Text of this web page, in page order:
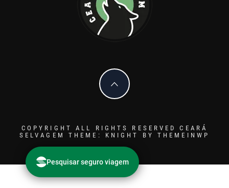
COPYRIGHT ALL RIGHTS RESERVED CEARÁ
SELVAGEM THEME: KNIGHT BYTHEMEINWP
Pesq